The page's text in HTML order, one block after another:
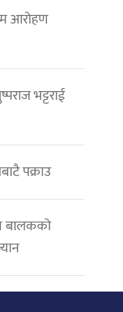
आरोहण
भट्टराई
पक्राउ
बालकको